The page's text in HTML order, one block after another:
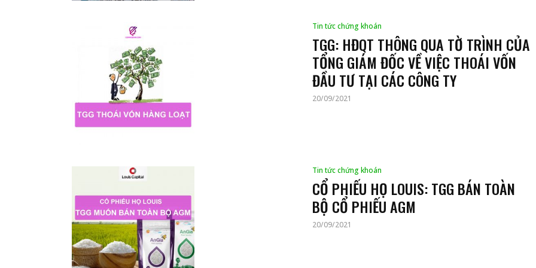
Tin tức chứng khoán
TGG: HĐQT THÔNG QUA TỜ TRÌNH CỦA
TỔNG GIÁM ĐỐC VỀ VIỆC THOÁI VỐN
ĐẦU TƯ TẠI CÁC CÔNG TY
20/09/2021
Tin tức chứng khoán
CỔ PHIẾU HỌ LOUIS: TGG BÁN TOÀN
BỘ CỔ PHIẾU AGM
20/09/2021